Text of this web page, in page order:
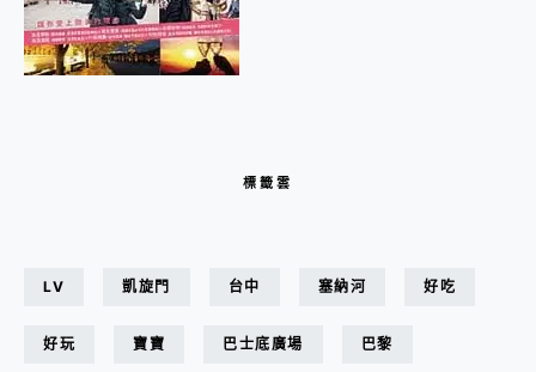
標籤雲
LV 凱旋門 台中 塞納河 好吃
好玩 寶寶 巴士底廣場 巴黎